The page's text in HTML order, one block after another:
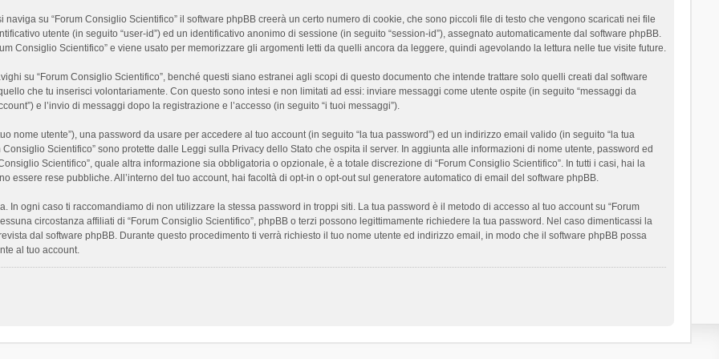
su “Forum Consiglio Scientifico” il software phpBB creerà un certo numero di cookie, che sono piccoli file di testo che vengono scaricati nei file
utente (in seguito “user-id”) ed un identificativo anonimo di sessione (in seguito “session-id”), assegnato automaticamente dal software phpBB.
Consiglio Scientifico” e viene usato per memorizzare gli argomenti letti da quelli ancora da leggere, quindi agevolando la lettura nelle tue visite future.
su “Forum Consiglio Scientifico”, benché questi siano estranei agli scopi di questo documento che intende trattare solo quelli creati dal software
che tu inserisci volontariamente. Con questo sono intesi e non limitati ad essi: inviare messaggi come utente ospite (in seguito “messaggi da
e l’invio di messaggi dopo la registrazione e l’accesso (in seguito “i tuoi messaggi”).
nome utente”), una password da usare per accedere al tuo account (in seguito “la tua password”) ed un indirizzo email valido (in seguito “la tua
Scientifico” sono protette dalle Leggi sulla Privacy dello Stato che ospita il server. In aggiunta alle informazioni di nome utente, password ed
Scientifico”, quale altra informazione sia obbligatoria o opzionale, è a totale discrezione di “Forum Consiglio Scientifico”. In tutti i casi, hai la
rese pubbliche. All’interno del tuo account, hai facoltà di opt-in o opt-out sul generatore automatico di email del software phpBB.
ogni caso ti raccomandiamo di non utilizzare la stessa password in troppi siti. La tua password è il metodo di accesso al tuo account su “Forum
circostanza affiliati di “Forum Consiglio Scientifico”, phpBB o terzi possono legittimamente richiedere la tua password. Nel caso dimenticassi la
dal software phpBB. Durante questo procedimento ti verrà richiesto il tuo nome utente ed indirizzo email, in modo che il software phpBB possa
al tuo account.